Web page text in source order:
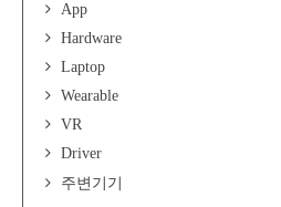
App
Hardware
Laptop
Wearable
VR
Driver
주변기기